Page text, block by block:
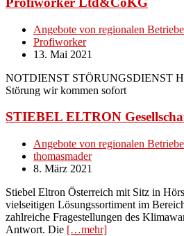
Angebote von regionalen
Profiworker
13. Mai 2021
NOTDIENST STÖRUNGSDIENST
Störung wir kommen sofort
STIEBEL ELTRON
Angebote von regionalen
thomasmader
8. März 2021
Stiebel Eltron Österreich mit Sitz in
vielseitigen Lösungssortiment im
zahlreiche Fragestellungen des
Antwort. Die […mehr]